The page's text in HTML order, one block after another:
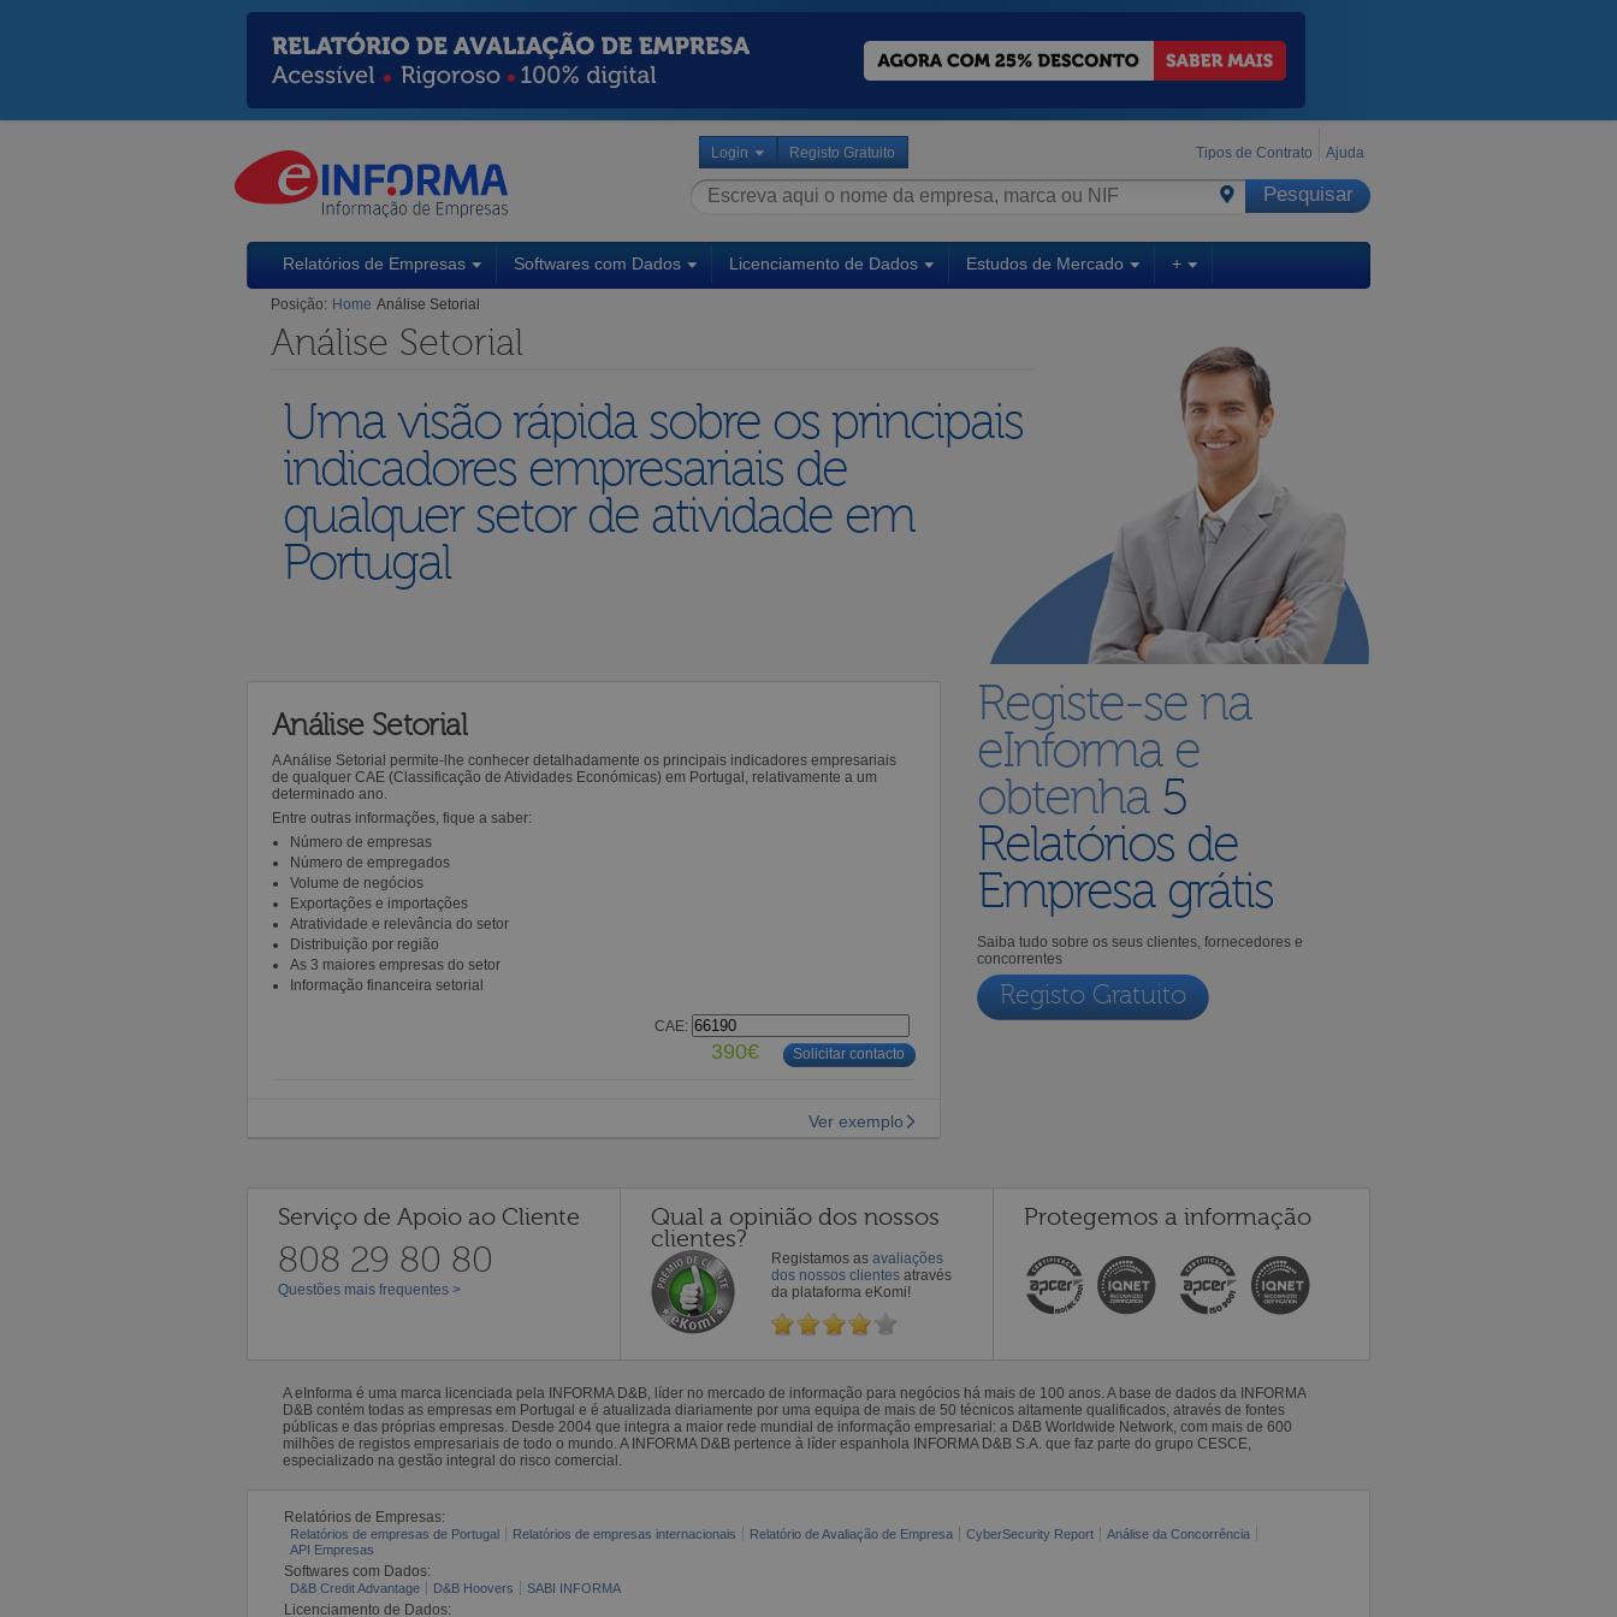
Login Registo Gratuito Tipos de Contrato Ajuda
Relatórios de Empresas Softwares com Dados Licenciamento de Dados Estudos de Mercado +
Posição: Home Análise Setorial
Análise Setorial
Uma visão rápida sobre os principais
indicadores empresariais de
qualquer setor de atividade em
Portugal
Análise Setorial
A Análise Setorial permite-lhe conhecer detalhadamente os principais indicadores empresariais
de qualquer CAE (Classificação de Atividades Económicas) em Portugal, relativamente a um
determinado ano.
Entre outras informações, fique a saber:
Número de empresas
Número de empregados
Volume de negócios
Exportações e importações
Atratividade e relevância do setor
Distribuição por região
As 3 maiores empresas do setor
Informação financeira setorial
CAE:
390€ Solicitar contacto
Ver exemplo
Registe-se na
eInforma e
obtenha 5
Relatórios de
Empresa grátis
Saiba tudo sobre os seus clientes, fornecedores e
concorrentes
Registo Gratuito
Serviço de Apoio ao Cliente
808 29 80 80
Questões mais frequentes >
Qual a opinião dos nossos
clientes?
Registamos as avaliações
dos nossos clientes através
da plataforma eKomi!
Protegemos a informação
A eInforma é uma marca licenciada pela INFORMA D&B, líder no mercado de informação para negócios há mais de 100 anos. A base de dados da INFORMA
D&B contém todas as empresas em Portugal e é atualizada diariamente por uma equipa de mais de 50 técnicos altamente qualificados, através de fontes
públicas e das próprias empresas. Desde 2004 que integra a maior rede mundial de informação empresarial: a D&B Worldwide Network, com mais de 600
milhões de registos empresariais de todo o mundo. A INFORMA D&B pertence à líder espanhola INFORMA D&B S.A. que faz parte do grupo CESCE,
especializado na gestão integral do risco comercial.
Relatórios de Empresas:
Relatórios de empresas de Portugal Relatórios de empresas internacionais Relatório de Avaliação de Empresa CyberSecurity Report
Análise da Concorrência
API Empresas
Softwares com Dados:
D&B Credit Advantage D&B Hoovers SABI INFORMA
Licenciamento de Dados: